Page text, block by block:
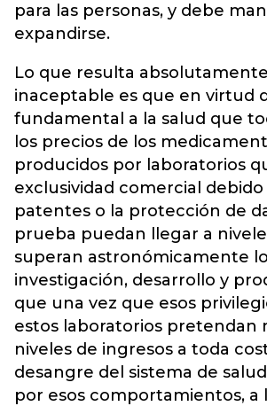
para las personas, y debe
expandirse.
Lo que resulta
inaceptable es que en virtud
fundamental a la salud que
los precios de los
producidos por laboratorios
exclusividad comercial debido
patentes o la protección de
prueba puedan llegar a
superan astronómicamente
investigación, desarrollo y
que una vez que esos
estos laboratorios pretendan
niveles de ingresos a toda
desangre del sistema de
por esos comportamientos, a